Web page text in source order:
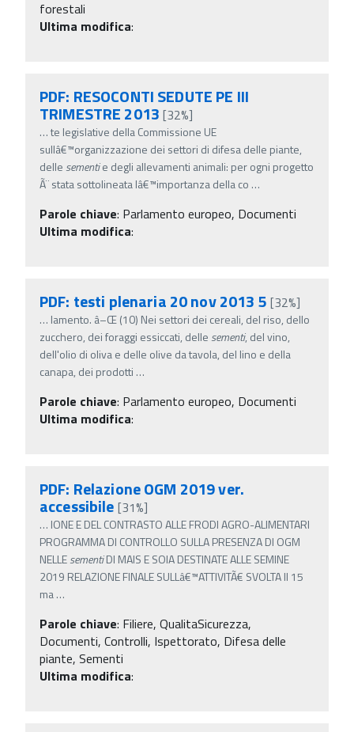
forestali
Ultima modifica:
PDF: RESOCONTI SEDUTE PE III
TRIMESTRE 2013 [32%]
…te legislative della Commissione UE
sullâ€™organizzazione dei settori di difesa delle piante,
delle sementie degli allevamenti animali: per ogni progetto
Ã¨ stata sottolineata lâ€™importanza della co …
Parole chiave: Parlamento europeo, Documenti
Ultima modifica:
PDF: testi plenaria 20 nov 2013 5 [32%]
… lamento. â–Œ (10) Nei settori dei cereali, del riso, dello
zucchero, dei foraggi essiccati, delle sementi, del vino,
dell'olio di oliva e delle olive da tavola, del lino e della
canapa, dei prodotti …
Parole chiave: Parlamento europeo, Documenti
Ultima modifica:
PDF: Relazione OGM 2019 ver.
accessibile [31%]
… IONE E DEL CONTRASTO ALLE FRODI AGRO-ALIMENTARI
PROGRAMMA DI CONTROLLO SULLA PRESENZA DI OGM
NELLEsementiDI MAIS E SOIA DESTINATE ALLE SEMINE
2019 RELAZIONE FINALE SULLâ€™ATTIVITÃ€ SVOLTA Il 15
ma…
Parole chiave: Filiere, QualitaSicurezza,
Documenti, Controlli, Ispettorato, Difesa delle
piante, Sementi
Ultima modifica: